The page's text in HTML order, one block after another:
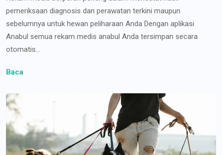
pemeriksaan diagnosis dan perawatan terkini maupun
sebelumnya untuk hewan peliharaan Anda Dengan aplikasi
Anabul semua rekam medis anabul Anda tersimpan secara
otomatis...
Baca